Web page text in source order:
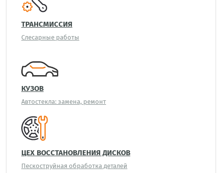
ТРАНСМИССИЯ
Слесарные работы
КУЗОВ
Автостекла: замена, ремонт
ЦЕХ ВОССТАНОВЛЕНИЯ ДИСКОВ
Пескоструйная обработка деталей